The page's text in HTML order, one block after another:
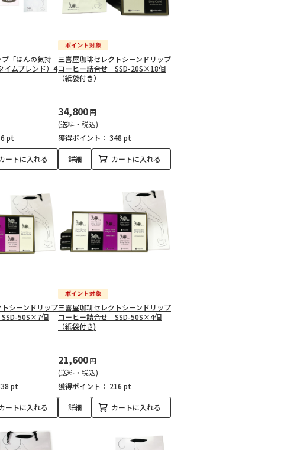
「ほんの気持
イムブレンド）4
pt
ートに入れる
三喜屋珈琲セレクトシーンドリップ
コーヒー詰合せ SSD-20S×18個
（紙袋付き）
34,800円
(送料・税込)
獲得ポイント： 348 pt
詳細 カートに入れる
シーンドリップ
50S×7個
pt
ートに入れる
三喜屋珈琲セレクトシーンドリップ
コーヒー詰合せ SSD-50S×4個
（紙袋付き)
21,600円
(送料・税込)
獲得ポイント： 216 pt
詳細 カートに入れる